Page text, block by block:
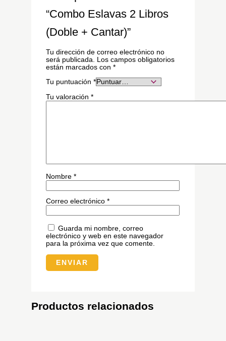
“Combo Eslavas 2 Libros
(Doble + Cantar)”
Tu dirección de correo electrónico no
será publicada.
Los campos obligatorios
están marcados con*
Tu puntuación*
Tu valoración*
Nombre*
Correo electrónico*
Guarda mi nombre, correo
electrónico y web en este navegador
para la próxima vez que comente.
Productos relacionados